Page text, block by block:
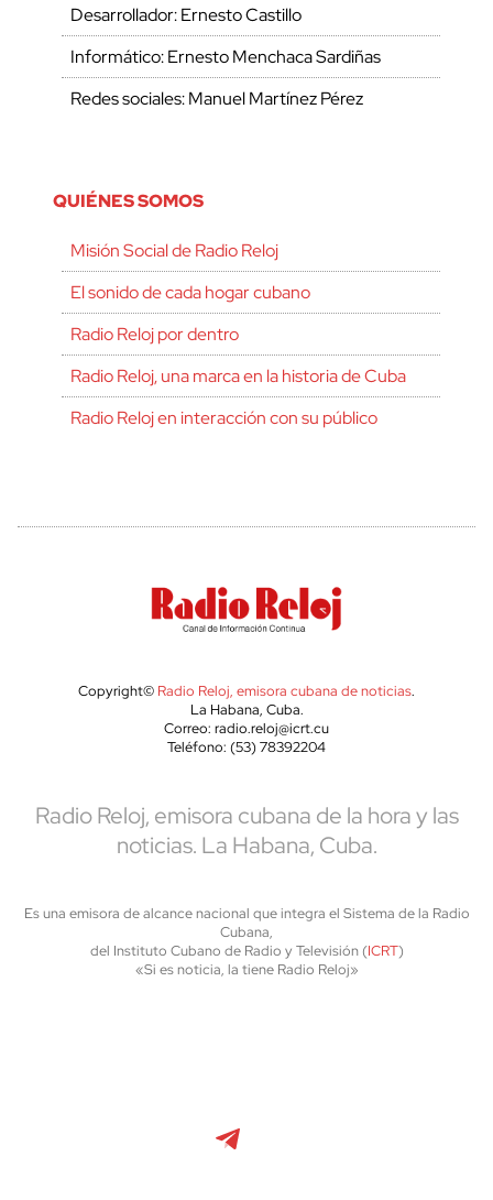
Desarrollador: Ernesto Castillo
Informático: Ernesto Menchaca Sardiñas
Redes sociales: Manuel Martínez Pérez
QUIÉNES SOMOS
Misión Social de Radio Reloj
El sonido de cada hogar cubano
Radio Reloj por dentro
Radio Reloj, una marca en la historia de Cuba
Radio Reloj en interacción con su público
Copyright© Radio Reloj, emisora cubana de noticias.
La Habana, Cuba.
Correo: radio.reloj@icrt.cu
Teléfono: (53) 78392204
Radio Reloj, emisora cubana de la hora y las
noticias. La Habana, Cuba.
Es una emisora de alcance nacional que integra el Sistema de la Radio
Cubana,
del Instituto Cubano de Radio y Televisión (ICRT)
«Si es noticia, la tiene Radio Reloj»